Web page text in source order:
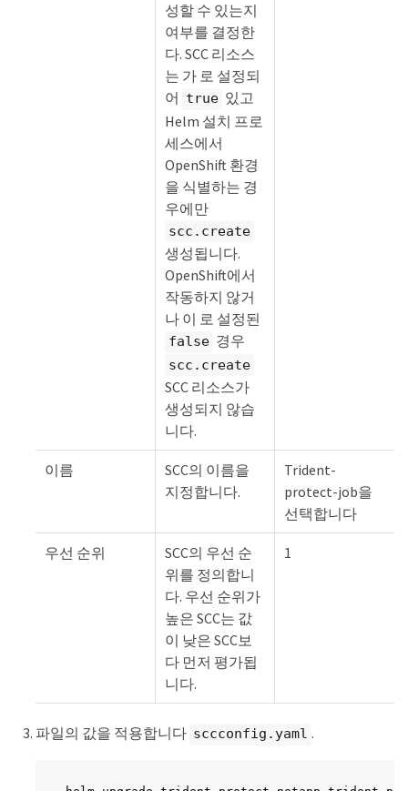
성할 수 있는지
여부를 결정한
다. SCC 리소스
는 가 로 설정되
어 true 있고
Helm 설치 프로
세스에서
OpenShift 환경
을 식별하는 경
우에만
scc.create
생성됩니다.
OpenShift에서
작동하지 않거
나 이 로 설정된
false 경우
scc.create
SCC 리소스가
생성되지 않습
니다.
이름
SCC의 이름을
지정합니다.
Trident-
protect-job을
선택합니다
우선 순위
SCC의 우선 순
위를 정의합니
다. 우선 순위가
높은 SCC는 값
이 낮은 SCC보
다 먼저 평가됩
니다.
1
파일의 값을 적용합니다 sccconfig.yaml .